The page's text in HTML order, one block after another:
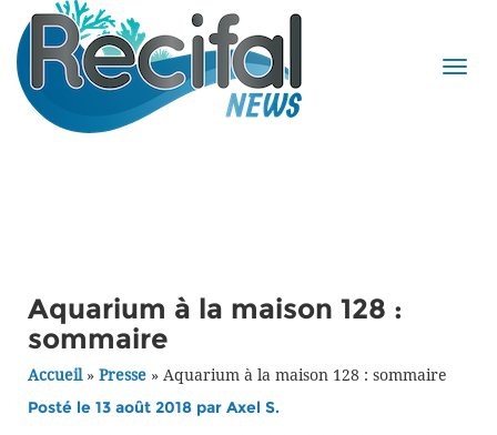
Aquarium à la maison 128 :
sommaire
Accueil» Presse » Aquarium à la maison 128 : sommaire
Posté le 13 août 2018 par Axel S.